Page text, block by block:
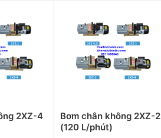
2XZ-4
Bơm chân không 2XZ-2
(120 L/phút)